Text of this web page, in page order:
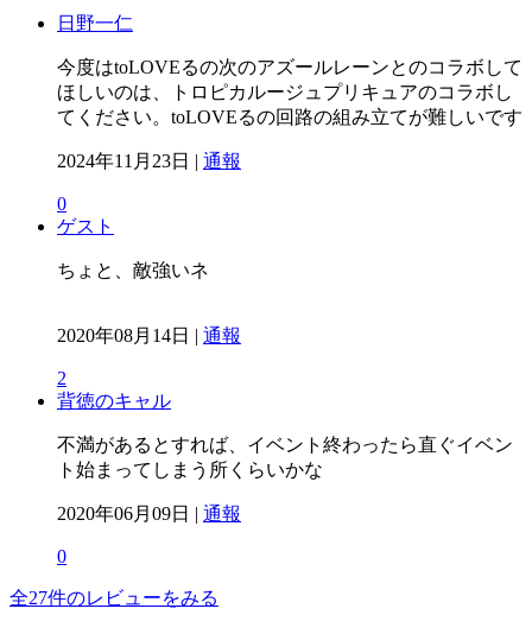
日野一仁
今度はtoLOVEるの次のアズールレーンとのコラボして
ほしいのは、トロピカルージュプリキュアのコラボし
てください。toLOVEるの回路の組み立てが難しいです
2024年11月23日 | 通報
0
ゲスト
ちょと、敵強いネ
2020年08月14日 | 通報
2
背徳のキャル
不満があるとすれば、イベント終わったら直ぐイベン
ト始まってしまう所くらいかな
2020年06月09日 | 通報
0
全27件のレビューをみる